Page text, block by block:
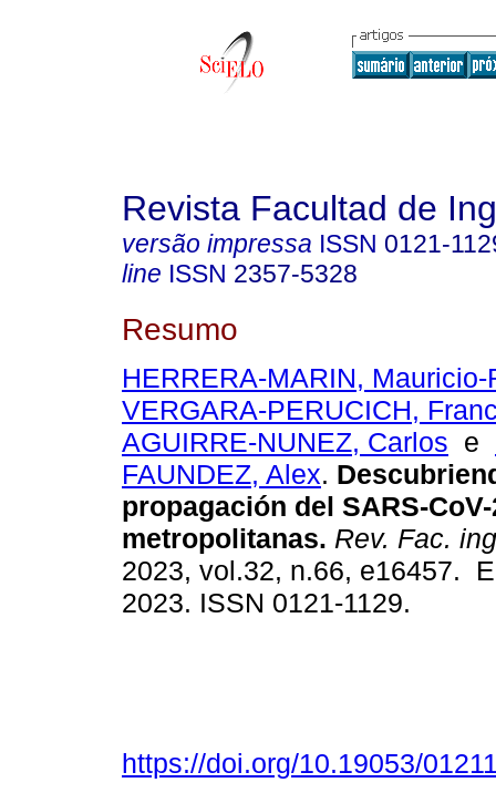
Revista Facultad de
versão impressa ISSN 0121-
line ISSN 2357-5328
Resumo
HERRERA-MARIN, Mauricio-
VERGARA-PERUCICH,
AGUIRRE-NUNEZ, Carlos e
FAUNDEZ, Alex.
propagación del SARS-
metropolitanas. Rev. Fac.
2023, vol.32, n.66, e16457.
2023. ISSN 0121-1129.
https://doi.org/10.19053/